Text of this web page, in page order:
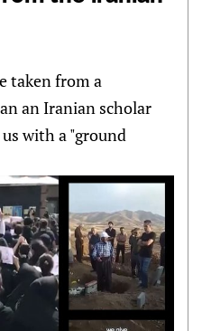
taken from a
an Iranian scholar
with a "ground